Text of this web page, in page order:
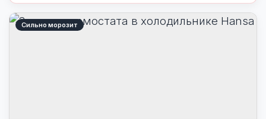
Сильно морозит